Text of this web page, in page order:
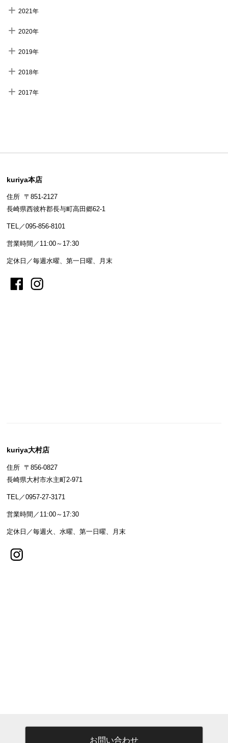
2021年
2020年
2019年
2018年
2017年
kuriya本店
住所 〒851-2127
長崎県西彼杵郡長与町高田郷62-1
TEL／095-856-8101
営業時間／11:00～17:30
定休日／毎週水曜、第一日曜、月末
kuriya大村店
住所 〒856-0827
長崎県大村市水主町2-971
TEL／0957-27-3171
営業時間／11:00～17:30
定休日／毎週火、水曜、第一日曜、月末
お問い合わせ